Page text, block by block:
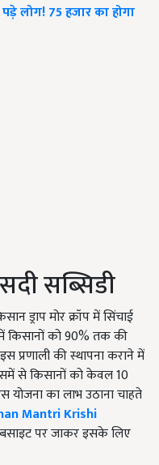
लोग! 75 हजार का होगा
सब्सिडी
ड्राप मोर क्रॉप में सिंचाई
किसानों को 90% तक की
प्रणाली की स्थापना कराने में
से किसानों को केवल 10
योजना का लाभ उठाना चाहते
Mantri Krishi
पर जाकर इसके लिए